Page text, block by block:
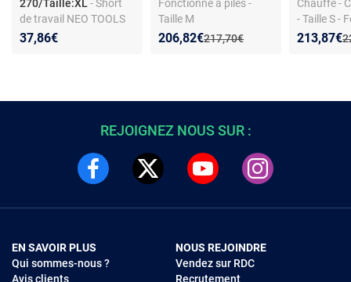
270/Taille:XL - Short
de travail NEO TOOLS
HD 81-270, ceinture,
37,86€
Fonctionne à piles -
Taille M
Ancien prix :
217,70€
Nouveau prix :
206,82€
Réduction de :
Chauffé -
- Taille S -
piles -
Nouveau
213,87€
REJOIGNEZ NOUS SUR :
EN SAVOIR PLUS
Qui sommes-nous ?
Avis clients
NOUS REJOINDRE
Vendez sur RDC
Recrutement